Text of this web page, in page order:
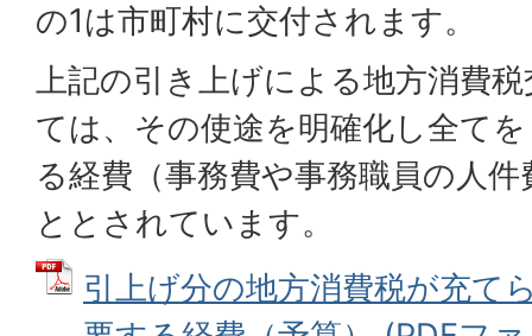
の1は市町村に交付されます。
上記の引き上げによる地方消費
ては、その使途を明確化し全て
る経費（事務費や事務職員の人
ととされています。
引上げ分の地方消費税が充て